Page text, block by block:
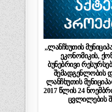
„ლანჩხუთის
ეკონომიკის,
ბუნებრივი
შემადგენლობის
ლანჩხუთის
2017 წლის 24
ცვლილების